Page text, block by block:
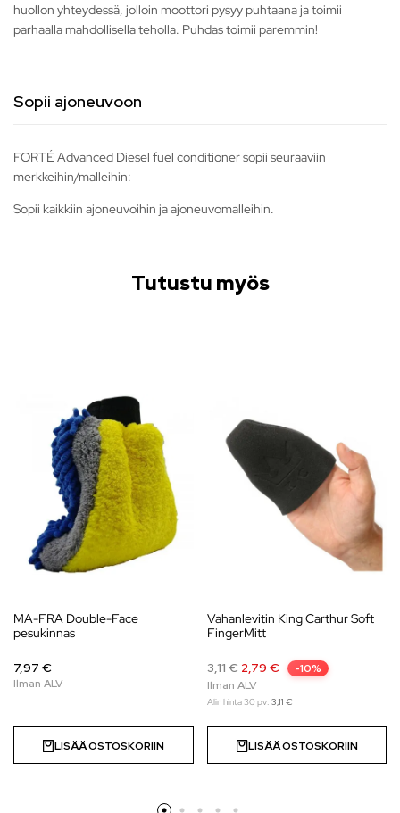
huollon yhteydessä, jolloin moottori pysyy puhtaana ja toimii
parhaalla mahdollisella teholla. Puhdas toimii paremmin!
Sopii ajoneuvoon
FORTÉ Advanced Diesel fuel conditioner sopii seuraaviin
merkkeihin/malleihin:
Sopii kaikkiin ajoneuvoihin ja ajoneuvomalleihin.
Tutustu myös
MA-FRA Double-Face
pesukinnas
7,97 €
LISÄÄ OSTOSKORIIN
Vahanlevitin King Carthur Soft
FingerMitt
3,11€ 2,79 € -10%
Alin hinta 30 pv: 3,11 €
LISÄÄ OSTOSKORIIN